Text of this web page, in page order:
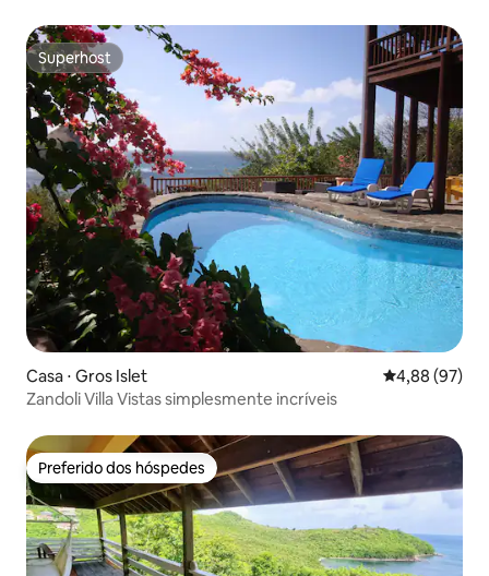
Superhost
Superhost
Casa ⋅ Gros Islet 4,88 de uma
4,88 (97)
Zandoli Villa Vistas simplesmente incríveis
Preferido dos hóspedes
Preferido dos hóspedes